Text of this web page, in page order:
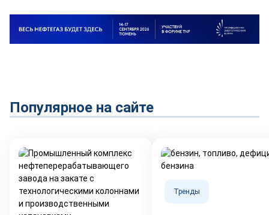
Популярное на сайте
Тренды